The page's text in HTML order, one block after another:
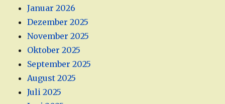
Januar 2026
Dezember 2025
November 2025
Oktober 2025
September 2025
August 2025
Juli 2025